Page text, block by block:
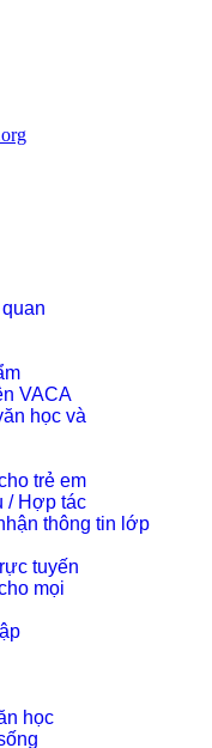
VACA
học và
trẻ em
/ Hợp tác
thông tin lớp
tuyến
mọi
học